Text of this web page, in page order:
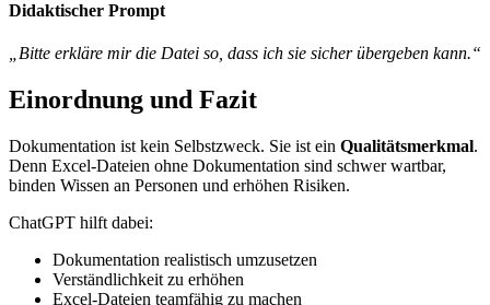
Didaktischer Prompt
„Bitte erkläre mir die Datei so, dass ich sie sicher übergeben kann.“
Einordnung und Fazit
Dokumentation ist kein Selbstzweck. Sie ist ein Qualitätsmerkmal.
Denn Excel-Dateien ohne Dokumentation sind schwer wartbar,
binden Wissen an Personen und erhöhen Risiken.
ChatGPT hilft dabei:
Dokumentation realistisch umzusetzen
Verständlichkeit zu erhöhen
Excel-Dateien teamfähig zu machen